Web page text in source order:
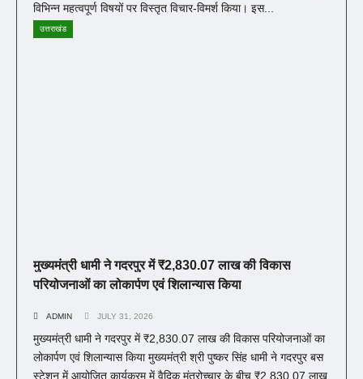
विभिन्न महत्वपूर्ण विषयों पर विस्तृत विचार-विमर्श किया। इस...
उत्तराखंड
मुख्यमंत्री धामी ने गदरपुर में ₹2,830.07 लाख की विकास
परियोजनाओं का लोकार्पण एवं शिलान्यास किया
ADMIN JULY 31, 2026
मुख्यमंत्री धामी ने गदरपुर में ₹2,830.07 लाख की विकास परियोजनाओं का
लोकार्पण एवं शिलान्यास किया मुख्यमंत्री श्री पुष्कर सिंह धामी ने गदरपुर बस
स्टेशन में आयोजित कार्यक्रम में वैदिक मंत्रोच्चार के बीच ₹2,830.07 लाख